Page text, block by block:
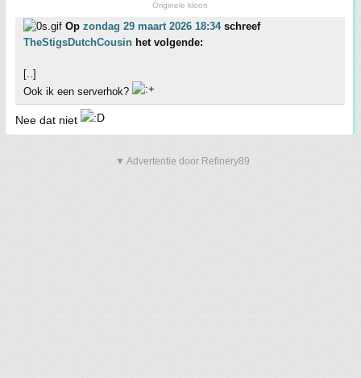
Originele kloon
Op zondag 29 maart 2026 18:34schreef
TheStigsDutchCousin het volgende:
[..]
Ook ik een serverhok?
Nee dat niet
▼ Advertentie door Refinery89